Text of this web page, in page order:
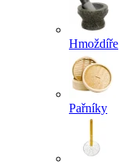
Hmoždíře
Pařníky